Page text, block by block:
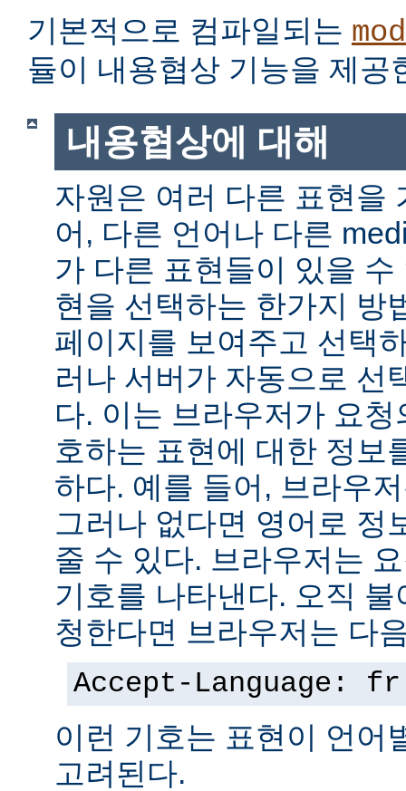
기본적으로 컴파일되는
듈이 내용협상 기능을 제공
내용협상에 대해
자원은 여러 다른 표현을
어, 다른 언어나 다른
가 다른 표현들이 있을
현을 선택하는 한가지 방
페이지를 보여주고 선택
러나 서버가 자동으로 선
다. 이는 브라우저가 요
호하는 표현에 대한 정보
하다. 예를 들어, 브라우
그러나 없다면 영어로 정
줄 수 있다. 브라우저는
기호를 나타낸다. 오직
청한다면 브라우저는 다
Accept-Language: fr
이런 기호는 표현이 언어
고려된다.